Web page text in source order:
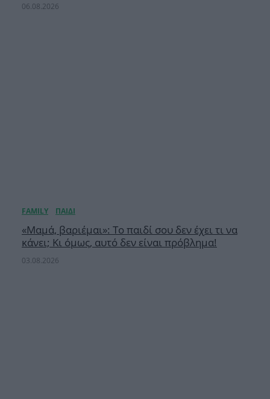
06.08.2026
«Μαμά, βαριέμαι»: Το παιδί σου δεν έχει τι να
κάνει; Κι όμως, αυτό δεν είναι πρόβλημα!
03.08.2026